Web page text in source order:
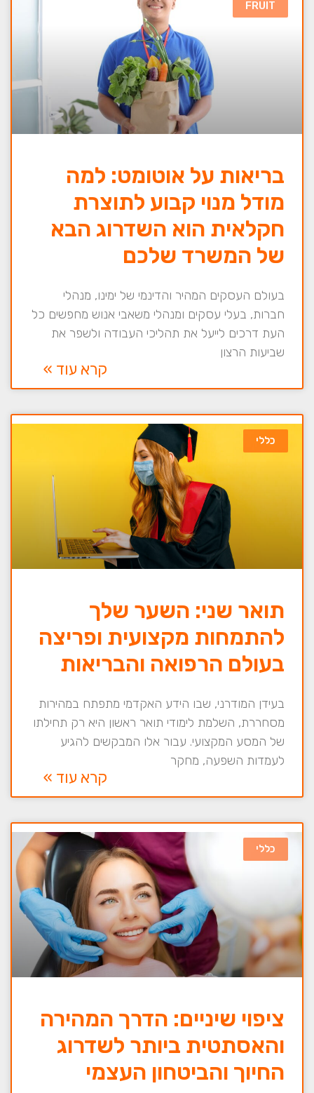
FRUIT
בריאות על אוטומט: למה
מודל מנוי קבוע לתוצרת
חקלאית הוא השדרוג הבא
של המשרד שלכם
בעולם העסקים המהיר והדינמי של ימינו, מנהלי
חברות, בעלי עסקים ומנהלי משאבי אנוש מחפשים כל
העת דרכים לייעל את תהליכי העבודה ולשפר את
שביעות הרצון
קרא עוד »
כללי
תואר שני: השער שלך
להתמחות מקצועית ופריצה
בעולם הרפואה והבריאות
בעידן המודרני, שבו הידע האקדמי מתפתח במהירות
מסחררת, השלמת לימודי תואר ראשון היא רק תחילתו
של המסע המקצועי. עבור אלו המבקשים להגיע
לעמדות השפעה, מחקר
קרא עוד »
כללי
ציפוי שיניים: הדרך המהירה
והאסתטית ביותר לשדרוג
החיוך והביטחון העצמי